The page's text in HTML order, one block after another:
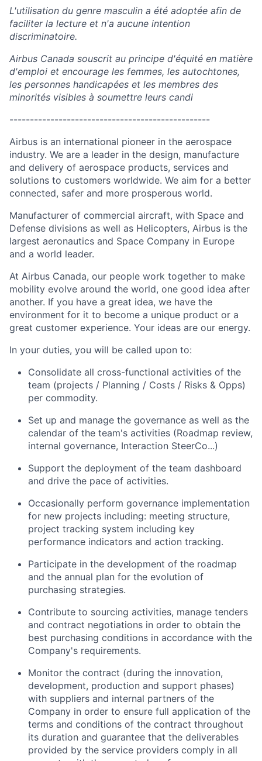
L'utilisation du genre masculin a été adoptée afin de
faciliter la lecture et n'a aucune intention
discriminatoire.
Airbus Canada souscrit au principe d'équité en matière
d'emploi et encourage les femmes, les autochtones,
les personnes handicapées et les membres des
minorités visibles à soumettre leurs candi
-------------------------------------------------
Airbus is an international pioneer in the aerospace
industry. We are a leader in the design, manufacture
and delivery of aerospace products, services and
solutions to customers worldwide. We aim for a better
connected, safer and more prosperous world.
Manufacturer of commercial aircraft, with Space and
Defense divisions as well as Helicopters, Airbus is the
largest aeronautics and Space Company in Europe
and a world leader.
At Airbus Canada, our people work together to make
mobility evolve around the world, one good idea after
another. If you have a great idea, we have the
environment for it to become a unique product or a
great customer experience. Your ideas are our energy.
In your duties, you will be called upon to:
Consolidate all cross-functional activities of the
team (projects / Planning / Costs / Risks & Opps)
per commodity.
Set up and manage the governance as well as the
calendar of the team's activities (Roadmap review,
internal governance, Interaction SteerCo...)
Support the deployment of the team dashboard
and drive the pace of activities.
Occasionally perform governance implementation
for new projects including: meeting structure,
project tracking system including key
performance indicators and action tracking.
Participate in the development of the roadmap
and the annual plan for the evolution of
purchasing strategies.
Contribute to sourcing activities, manage tenders
and contract negotiations in order to obtain the
best purchasing conditions in accordance with the
Company's requirements.
Monitor the contract (during the innovation,
development, production and support phases)
with suppliers and internal partners of the
Company in order to ensure full application of the
terms and conditions of the contract throughout
its duration and guarantee that the deliverables
provided by the service providers comply in all